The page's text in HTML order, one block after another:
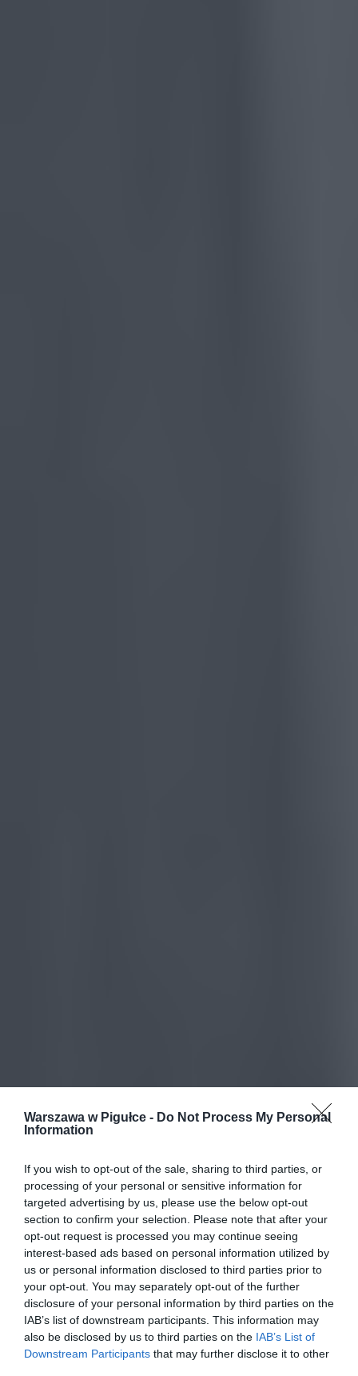
Warszawa w Pigułce - Do Not Process My Personal
Information
If you wish to opt-out of the sale, sharing to third parties, or
processing of your personal or sensitive information for
targeted advertising by us, please use the below opt-out
section to confirm your selection. Please note that after your
opt-out request is processed you may continue seeing
interest-based ads based on personal information utilized by
us or personal information disclosed to third parties prior to
your opt-out. You may separately opt-out of the further
disclosure of your personal information by third parties on the
IAB’s list of downstream participants. This information may
also be disclosed by us to third parties on the IAB’s List of
Downstream Participants that may further disclose it to other